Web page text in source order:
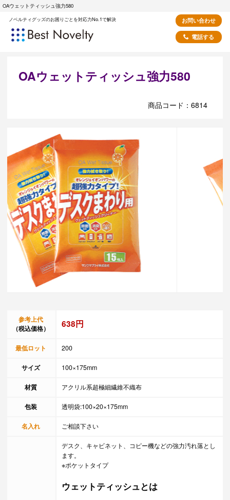
OAウェットティッシュ強力580
ノベルティグッズのお困りごとを対応力No.1で解決
お問い合わせ
電話する
OAウェットティッシュ強力580
商品コード：6814
参考上代
（税込価格）
638円
最低ロット 200
サイズ 100×175mm
材質 アクリル系超極細繊維不織布
包装 透明袋:100×20×175mm
名入れ ご相談下さい
デスク、キャビネット、コピー機などの強力汚れ落とし
ます。
※ポケットタイプ
ウェットティッシュとは